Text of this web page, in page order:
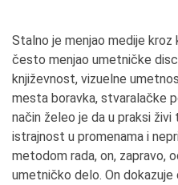
Stalno je menjao medije kroz
često menjao umetničke
književnost, vizuelne
mesta boravka, stvaralačke
način želeo je da u praksi
istrajnost u promenama i
metodom rada, on, zapravo,
umetničko delo. On